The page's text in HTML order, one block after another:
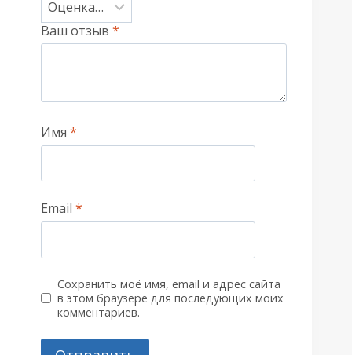
Ваш отзыв *
Имя *
Email *
Сохранить моё имя, email и адрес сайта
в этом браузере для последующих моих
комментариев.